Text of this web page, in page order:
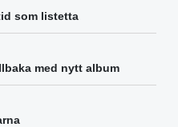
som listetta
med nytt album